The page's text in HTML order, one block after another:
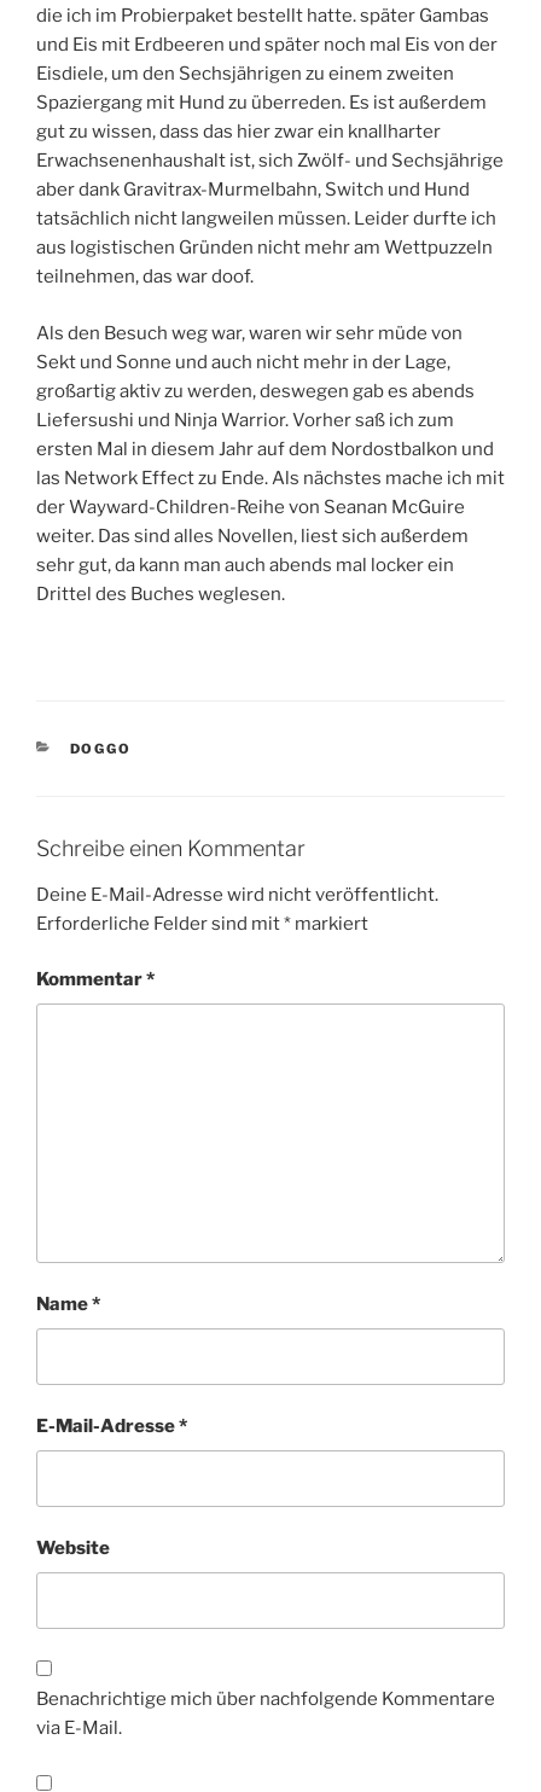
die ich im Probierpaket bestellt hatte. später Gambas
und Eis mit Erdbeeren und später noch mal Eis von der
Eisdiele, um den Sechsjährigen zu einem zweiten
Spaziergang mit Hund zu überreden. Es ist außerdem
gut zu wissen, dass das hier zwar ein knallharter
Erwachsenenhaushalt ist, sich Zwölf- und Sechsjährige
aber dank Gravitrax-Murmelbahn, Switch und Hund
tatsächlich nicht langweilen müssen. Leider durfte ich
aus logistischen Gründen nicht mehr am Wettpuzzeln
teilnehmen, das war doof.
Als den Besuch weg war, waren wir sehr müde von
Sekt und Sonne und auch nicht mehr in der Lage,
großartig aktiv zu werden, deswegen gab es abends
Liefersushi und Ninja Warrior. Vorher saß ich zum
ersten Mal in diesem Jahr auf dem Nordostbalkon und
las Network Effect zu Ende. Als nächstes mache ich mit
der Wayward-Children-Reihe von Seanan McGuire
weiter. Das sind alles Novellen, liest sich außerdem
sehr gut, da kann man auch abends mal locker ein
Drittel des Buches weglesen.
KATEGORIEN
DOGGO
Schreibe einen Kommentar
Deine E-Mail-Adresse wird nicht veröffentlicht.
Erforderliche Felder sind mit* markiert
Kommentar*
Name*
E-Mail-Adresse*
Website
Benachrichtige mich über nachfolgende Kommentare
via E-Mail.